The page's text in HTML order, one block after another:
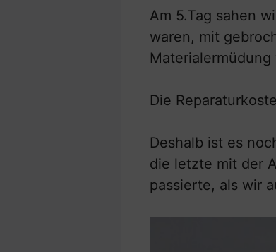
Am 5.Tag sahen
waren, mit
Die
Deshalb ist es
die letzte mit der
passierte, als wir